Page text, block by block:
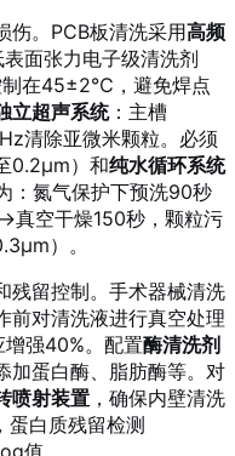
伤。PCB板清洗采用高频
面张力电子级清洗剂
制在45±2℃，避免焊点
立超声系统：主槽
清除亚微米颗粒。必须
0.2μm）和纯水循环系统
：氮气保护下预洗90秒
空干燥150秒，颗粒污
）。
残留控制。手术器械清洗
前对清洗液进行真空处理
增强40%。配置酶清洗剂
加蛋白酶、脂肪酶等。对
喷射装置 ，确保内壁清洗
白质残留检测